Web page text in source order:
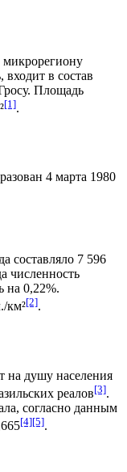
микрорегиону
в состав
. Площадь
[1].
4 марта 1980
составляло 7 596
численность
на 0,22%.
км²[2].
на душу населения
реалов[3].
, согласно данным
[4][5].